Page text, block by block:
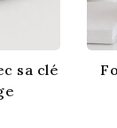
sa clé